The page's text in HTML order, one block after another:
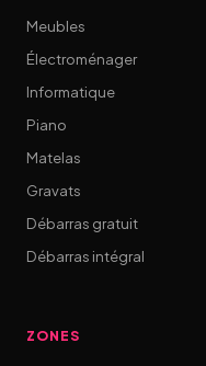
Meubles
Électroménager
Informatique
Piano
Matelas
Gravats
Débarras gratuit
Débarras intégral
ZONES